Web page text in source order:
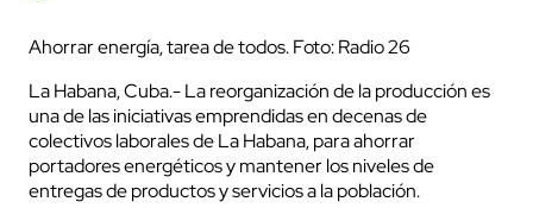
Ahorrar energía, tarea de todos. Foto: Radio 26
La Habana, Cuba.- La reorganización de la producción es
una de las iniciativas emprendidas en decenas de
colectivos laborales de La Habana, para ahorrar
portadores energéticos y mantener los niveles de
entregas de productos y servicios a la población.